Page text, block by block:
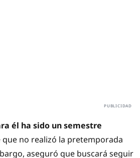
él ha sido un semestre
que no realizó la pretemporada
aseguró que buscará seguir